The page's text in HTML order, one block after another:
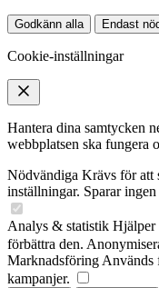
Godkänn alla Endast
Cookie-inställningar
Hantera dina samtycken
webbplatsen ska fungera
Nödvändiga Krävs för att
inställningar. Sparar
Analys & statistik Hjälper
förbättra den.
Marknadsföring Används
kampanjer.